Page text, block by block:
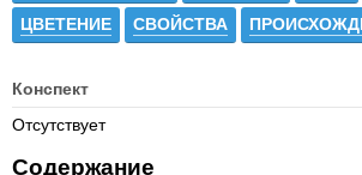
ЦВЕТЕНИЕ СВОЙСТВА
Конспект
Отсутствует
Содержание